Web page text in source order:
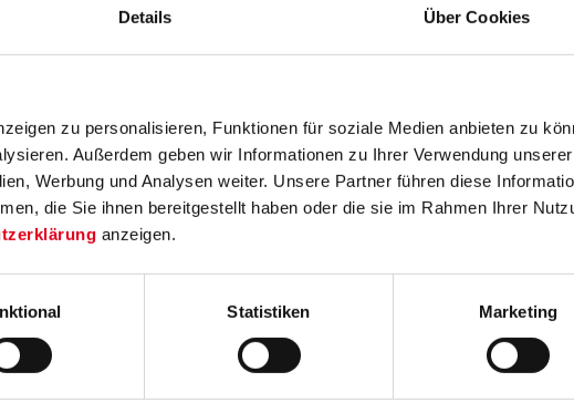
Details Über Cookies
zu personalisieren, Funktionen für soziale Medien anbieten zu
Außerdem geben wir Informationen zu Ihrer Verwendung unserer
Werbung und Analysen weiter. Unsere Partner führen diese
die Sie ihnen bereitgestellt haben oder die sie im Rahmen Ihrer
anzeigen.
Statistiken Marketing